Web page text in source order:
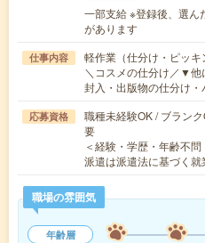
一部支給 ※登録後、選ん
があります
仕事内容
軽作業（仕分け・ピッキ
＼コスメの仕分け／▼
封入・出版物の仕分け
応募資格
職種未経験OK / ブラン
要
＜経験・学歴・年齢不
派遣は派遣法に基づく
職場の雰囲気
年齢層